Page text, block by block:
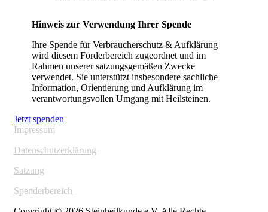
Hinweis zur Verwendung Ihrer Spende
Ihre Spende für Verbraucherschutz & Aufklärung
wird diesem Förderbereich zugeordnet und im
Rahmen unserer satzungsgemäßen Zwecke
verwendet. Sie unterstützt insbesondere sachliche
Information, Orientierung und Aufklärung im
verantwortungsvollen Umgang mit Heilsteinen.
Jetzt spenden
Impressum
Datenschutzerklärung
Satzung
Spenderbereich